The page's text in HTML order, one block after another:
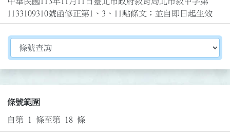
1133109310號函修正第1、3、11點條文；並自即日起生效
切換選擇法規資訊內容
條號範圍
自第 1 條至第 18 條